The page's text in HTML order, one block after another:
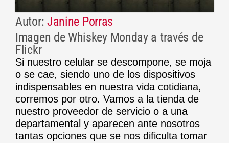
Autor: Janine Porras
Imagen de Whiskey Monday a través de
Flickr
Si nuestro celular se descompone, se moja
o se cae, siendo uno de los dispositivos
indispensables en nuestra vida cotidiana,
corremos por otro. Vamos a la tienda de
nuestro proveedor de servicio o a una
departamental y aparecen ante nosotros
tantas opciones que se nos dificulta tomar